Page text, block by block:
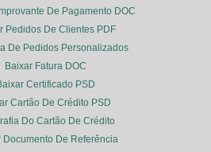
De Pagamento DOC
Pedidos De Clientes PDF
De Pedidos Personalizados
Baixar Fatura DOC
Certificado PSD
Cartão De Crédito PSD
Do Cartão De Crédito
Documento De Referência